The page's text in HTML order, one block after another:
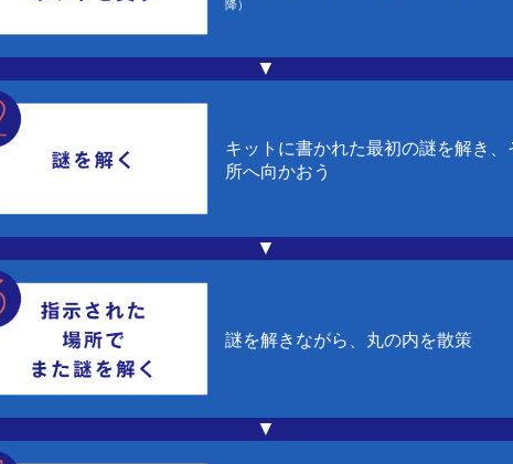
降）
▼
キットに書かれた最初の謎を解き、
所へ向かおう
▼
謎を解きながら、丸の内を散策
▼